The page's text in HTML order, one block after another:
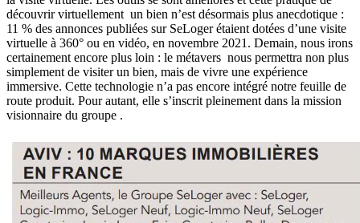
découvrir virtuellement un bien n’est désormais plus anecdotique :
11 % des annonces publiées sur SeLoger étaient dotées d’une visite
virtuelle à 360° ou en vidéo, en novembre 2021. Demain, nous irons
certainement encore plus loin : le métavers nous permettra non plus
simplement de visiter un bien, mais de vivre une expérience
immersive. Cette technologie n’a pas encore intégré notre feuille de
route produit. Pour autant, elle s’inscrit pleinement dans la mission
visionnaire du groupe .